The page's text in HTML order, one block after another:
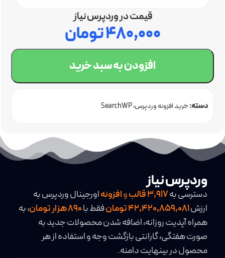
قیمت در وردپرس نیاز
۴۸۰,۰۰۰تومان
افزودن به سبد خرید
دسته:خرید افزونه وردپرس SearchWP
وردپرس نیاز
دسترسی به3,917قالبوافزونهاورجینال وردپرس به
ارزش42,420,859,081 تومان فقط با
، به
همراه آپدیت روزانه، اضافه شدن محصولات جدید به
صورت هفتگی، گارانتی بازگشت وجه و استفاده از هر
محصول در بینهایت دامنه.